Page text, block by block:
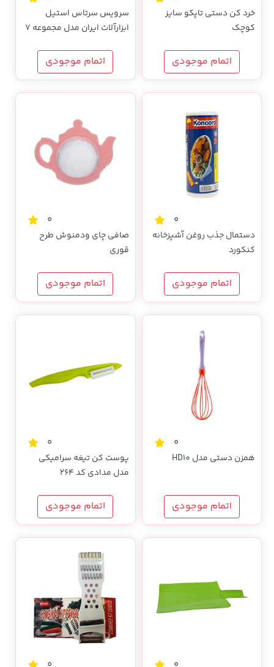
خرد کن دستی تاپکو سایز
کوچک
اتمام موجودی
سرویس سرتاس استیل
ابزارآلات ایران مدل مجموعه 7
اتمام موجودی
0
دستمال جذب روغن آشپزخانه
کنکورد
اتمام موجودی
0
صافی چای ودمنوش طرح
قوری
اتمام موجودی
0
همزن دستی مدل HD10
اتمام موجودی
0
پوست کن تیغه سرامیکی
مدل مدادی کد 264
اتمام موجودی